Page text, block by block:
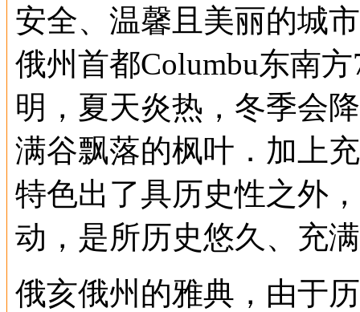
安全、温馨且美丽的城
俄州首都Columbu东南
明，夏天炎热，冬季会
满谷飘落的枫叶．加上
特色出了具历史性之外
动，是所历史悠久、充
俄亥俄州的雅典，由于